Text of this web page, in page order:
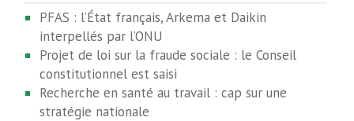
PFAS : l’État français, Arkema et Daikin
interpellés par l’ONU
Projet de loi sur la fraude sociale : le Conseil
constitutionnel est saisi
Recherche en santé au travail : cap sur une
stratégie nationale